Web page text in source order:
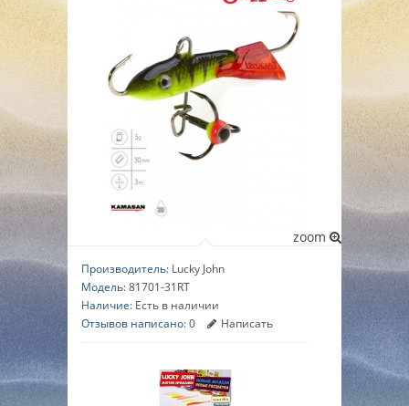
zoom
Производитель: Lucky John
Модель:81701-31RT
Наличие: Есть в наличии
Отзывов написано:0 Написать